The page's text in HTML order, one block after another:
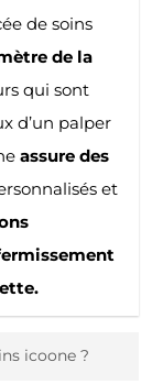
de soins
de la
qui sont
d’un palper
assure des
et
icoone ?